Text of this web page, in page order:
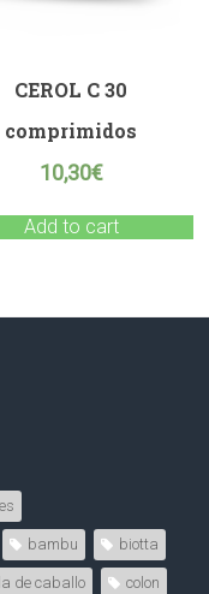
CEROL C 30
comprimidos
10,30€
Add to cart
bambu biotta
de caballo colon